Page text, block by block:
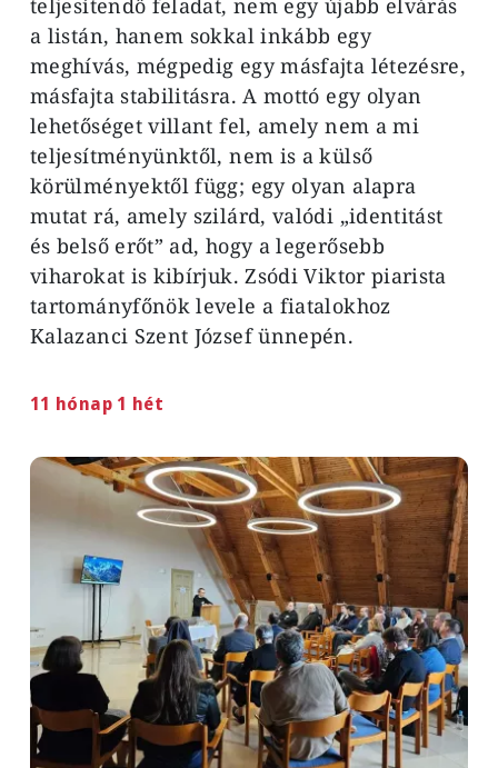
teljesítendő feladat, nem egy újabb elvárás
a listán, hanem sokkal inkább egy
meghívás, mégpedig egy másfajta létezésre,
másfajta stabilitásra. A mottó egy olyan
lehetőséget villant fel, amely nem a mi
teljesítményünktől, nem is a külső
körülményektől függ; egy olyan alapra
mutat rá, amely szilárd, valódi „identitást
és belső erőt” ad, hogy a legerősebb
viharokat is kibírjuk. Zsódi Viktor piarista
tartományfőnök levele a fiatalokhoz
Kalazanci Szent József ünnepén.
11 hónap 1 hét
Image